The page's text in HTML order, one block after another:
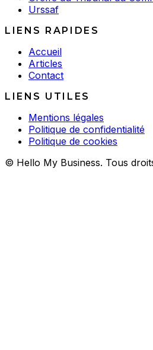
Urssaf
LIENS RAPIDES
Accueil
Articles
Contact
LIENS UTILES
Mentions légales
Politique de confidentialité
Politique de cookies
© Hello My Business. Tous